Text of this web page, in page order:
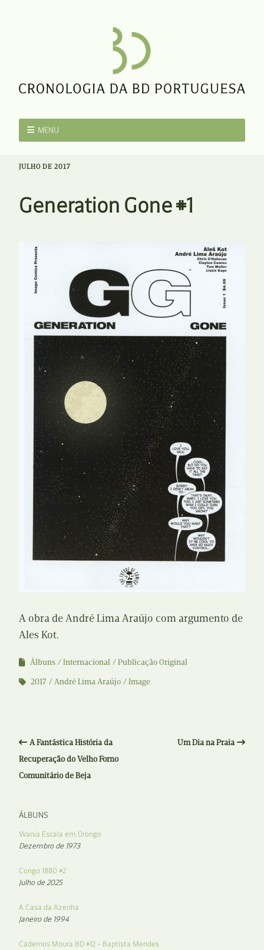
MENU
JULHO DE 2017
Generation Gone #1
A obra de André Lima Araújo com argumento de
Ales Kot.
Álbuns Internacional
Publicação Original
2017
André Lima Araújo Image
A Fantástica História da
Recuperação do Velho Forno
Comunitário de Beja
Um Dia na Praia
ÁLBUNS
Wania Escala em Orongo
Dezembro de 1973
Congo 1880 #2
Julho de 2025
A Casa da Azenha
Janeiro de 1994
Cadernos Moura BD #12 – Baptista Mendes